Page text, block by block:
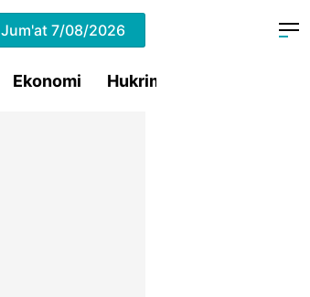
Jum'at 7/08/2026
Ekonomi Hukrim